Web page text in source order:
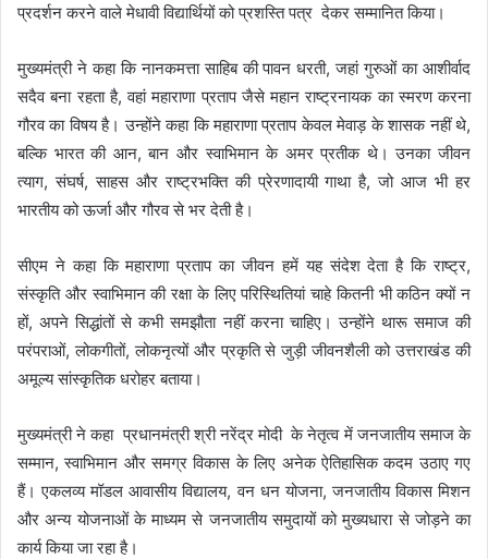
प्रदर्शन करने वाले मेधावी विद्यार्थियों को प्रशस्ति पत्र देकर सम्मानित किया।
मुख्यमंत्री ने कहा कि नानकमत्ता साहिब की पावन धरती, जहां गुरुओं का आशीर्वाद
सदैव बना रहता है, वहां महाराणा प्रताप जैसे महान राष्ट्रनायक का स्मरण करना
गौरव का विषय है। उन्होंने कहा कि महाराणा प्रताप केवल मेवाड़ के शासक नहीं थे,
बल्कि भारत की आन, बान और स्वाभिमान के अमर प्रतीक थे। उनका जीवन
त्याग, संघर्ष, साहस और राष्ट्रभक्ति की प्रेरणादायी गाथा है, जो आज भी हर
भारतीय को ऊर्जा और गौरव से भर देती है।
सीएम ने कहा कि महाराणा प्रताप का जीवन हमें यह संदेश देता है कि राष्ट्र,
संस्कृति और स्वाभिमान की रक्षा के लिए परिस्थितियां चाहे कितनी भी कठिन क्यों न
हों, अपने सिद्धांतों से कभी समझौता नहीं करना चाहिए। उन्होंने थारू समाज की
परंपराओं, लोकगीतों, लोकनृत्यों और प्रकृति से जुड़ी जीवनशैली को उत्तराखंड की
अमूल्य सांस्कृतिक धरोहर बताया।
मुख्यमंत्री ने कहा प्रधानमंत्री श्री नरेंद्र मोदी के नेतृत्व में जनजातीय समाज के
सम्मान, स्वाभिमान और समग्र विकास के लिए अनेक ऐतिहासिक कदम उठाए गए
हैं। एकलव्य मॉडल आवासीय विद्यालय, वन धन योजना, जनजातीय विकास मिशन
और अन्य योजनाओं के माध्यम से जनजातीय समुदायों को मुख्यधारा से जोड़ने का
कार्य किया जा रहा है।